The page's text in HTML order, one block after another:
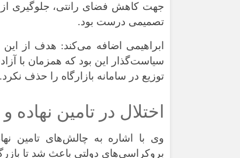
جهت کاهش فضای رانتی، جلوگیری
تصمیمی درست بود.
ابراهیمی اضافه می‌کند: هدف از
سیاست‌گذار این بود که همزمان با
توزیع در سامانه بازارگاه را حذف نکرد.
اختلال در تامین
وی با اشاره به چالش‌های تامین
بروکراسی‌های دولتی باعث شد تا